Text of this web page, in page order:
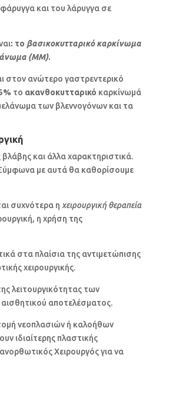
και του λάρυγγα σε
: το βασικοκυτταρικό καρκίνωμα
(MM).
στον ανώτερο γαστρεντερικό
το ακανθοκυτταρικό καρκίνωμά
των βλεννογόνων και τα
και άλλα χαρακτηριστικά.
με αυτά θα καθορίσουμε
συχνότερα η χειρουργική θεραπεία
η χρήση της
στα πλαίσια της αντιμετώπισης
χειρουργικής.
λειτουργικότητας των
αποτελέσματος.
νεοπλασιών ή καλοήθων
ιδιαίτερης πλαστικής
Χειρουργός για να